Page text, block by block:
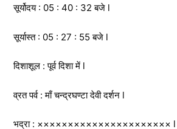
सूर्योदय : 05 : 40 : 32 बजे l
सूर्यास्त : 05 : 27 : 55 बजे l
दिशाशूल : पूर्व दिशा में l
व्रत पर्व : माँ चन्द्रघण्टा देवी दर्शन l
भद्रा : ×××××××××××××××××××××× l